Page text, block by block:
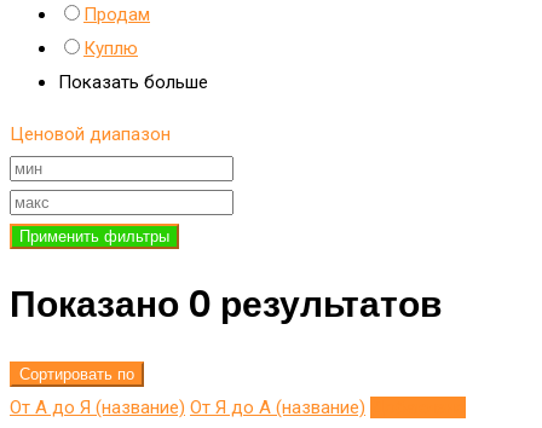
Продам
Куплю
Показать больше
Ценовой диапазон
Применить фильтры
Показано 0 результатов
Сортировать по
От А до Я (название) От Я до A (название)